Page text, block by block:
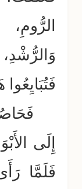
فَتُبَايِعُوا
إِلَى
فَلَمَّا